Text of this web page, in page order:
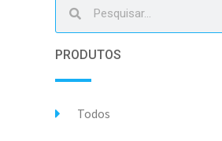
PRODUTOS
Todos